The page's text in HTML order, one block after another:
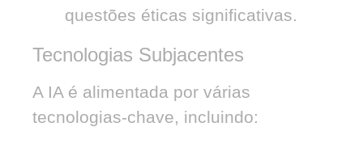
questões éticas significativas.
Tecnologias Subjacentes
A IA é alimentada por várias
tecnologias-chave, incluindo: